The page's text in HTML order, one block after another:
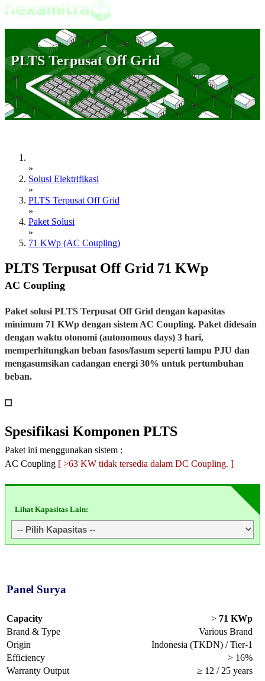
PLTS Terpusat Off Grid
»
Solusi Elektrifikasi
»
PLTS Terpusat Off Grid
»
Paket Solusi
»
71 KWp (AC Coupling)
PLTS Terpusat Off Grid 71 KWp
AC Coupling
Paket solusi PLTS Terpusat Off Grid dengan kapasitas
minimum 71 KWp dengan sistem AC Coupling. Paket didesain
dengan waktu otonomi (autonomous days) 3 hari,
memperhitungkan beban fasos/fasum seperti lampu PJU dan
mengasumsikan cadangan energi 30% untuk pertumbuhan
beban.
Spesifikasi Komponen PLTS
Paket ini menggunakan sistem :
AC Coupling [ >63 KW tidak tersedia dalam DC Coupling. ]
Lihat Kapasitas Lain:
Panel Surya
Capacity > 71 KWp
Brand & Type
Various Brand
Origin
Indonesia (TKDN) / Tier-1
Efficiency
> 16%
Warranty Output
≥ 12 / 25 years